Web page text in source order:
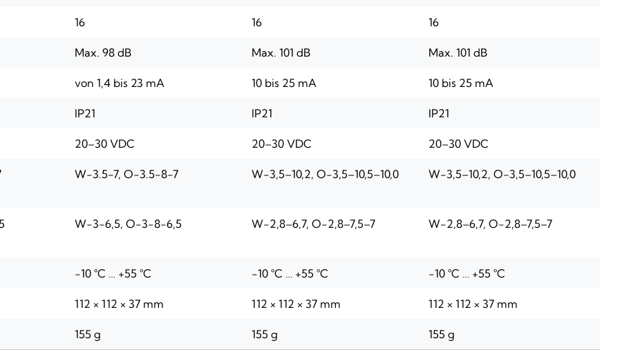
16 16 16
Max. 98 dB Max. 101 dB Max. 101 dB
von 1,4 bis 23 mA 10 bis 25 mA 10 bis 25 mA
IP21 IP21 IP21
20–30 VDC 20–30 VDC 20–30 VDC
W-3.5-7, O-3.5-8-7 W-3,5–10,2, O-3,5–10,5–10,0 W-3,5–10,2, O-3,5–10,5–10,0
W-3-6,5, O-3-8-6,5 W-2,8–6,7, O-2,8–7,5–7 W-2,8–6,7, O-2,8–7,5–7
-10 °C … +55 °C -10 °C … +55 °C -10 °C … +55 °C
112 × 112 × 37 mm 112 × 112 × 37 mm 112 × 112 × 37 mm
155 g 155 g 155 g